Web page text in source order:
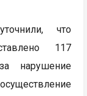
что
117
нарушение